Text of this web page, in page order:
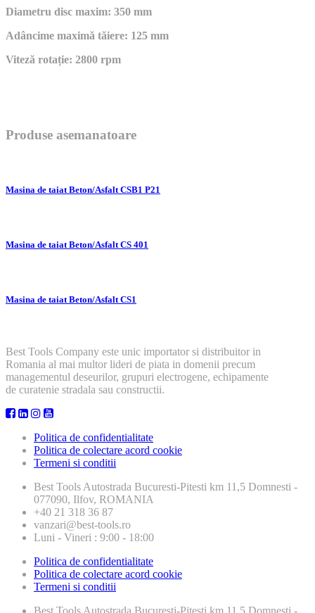
Diametru disc maxim: 350 mm
Adâncime maximă tăiere: 125 mm
Viteză rotație: 2800 rpm
Produse asemanatoare
Masina de taiat Beton/Asfalt CSB1 P21
Masina de taiat Beton/Asfalt CS 401
Masina de taiat Beton/Asfalt CS1
Best Tools Company este unic importator si distribuitor in
Romania al mai multor lideri de piata in domenii precum
managementul deseurilor, grupuri electrogene, echipamente
de curatenie stradala sau constructii.
Politica de confidentialitate
Politica de colectare acord cookie
Termeni si conditii
Best Tools Autostrada Bucuresti-Pitesti km 11,5 Domnesti -
077090, Ilfov, ROMANIA
+40 21 318 36 87
vanzari@best-tools.ro
Luni - Vineri : 9:00 - 18:00
Politica de confidentialitate
Politica de colectare acord cookie
Termeni si conditii
Best Tools Autostrada Bucuresti-Pitesti km 11,5 Domnesti -